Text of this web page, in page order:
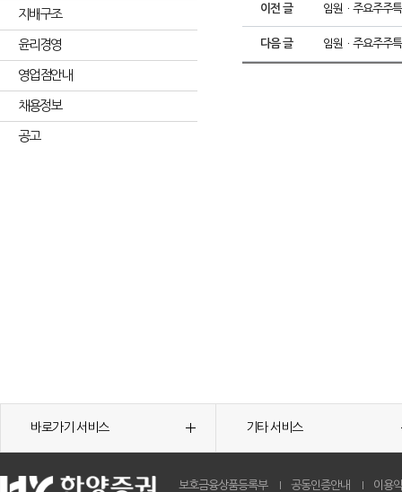
지배구조
윤리경영
영업점안내
채용정보
공고
이전 글 임원ㆍ주요주주
다음 글 임원ㆍ주요주주
바로가기 서비스 기타 서비스
보호금융상품등록부 공동인증안내 이용